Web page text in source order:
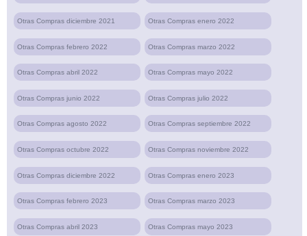
Otras Compras diciembre 2021 Otras Compras enero 2022
Otras Compras febrero 2022 Otras Compras marzo 2022
Otras Compras abril 2022 Otras Compras mayo 2022
Otras Compras junio 2022 Otras Compras julio 2022
Otras Compras agosto 2022 Otras Compras septiembre 2022
Otras Compras octubre 2022 Otras Compras noviembre 2022
Otras Compras diciembre 2022 Otras Compras enero 2023
Otras Compras febrero 2023 Otras Compras marzo 2023
Otras Compras abril 2023 Otras Compras mayo 2023